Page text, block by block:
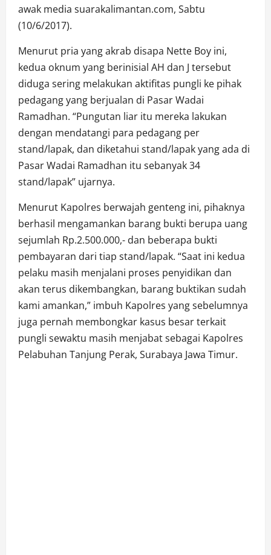
awak media suarakalimantan.com, Sabtu
(10/6/2017).
Menurut pria yang akrab disapa Nette Boy ini,
kedua oknum yang berinisial AH dan J tersebut
diduga sering melakukan aktifitas pungli ke pihak
pedagang yang berjualan di Pasar Wadai
Ramadhan. “Pungutan liar itu mereka lakukan
dengan mendatangi para pedagang per
stand/lapak, dan diketahui stand/lapak yang ada di
Pasar Wadai Ramadhan itu sebanyak 34
stand/lapak” ujarnya.
Menurut Kapolres berwajah genteng ini, pihaknya
berhasil mengamankan barang bukti berupa uang
sejumlah Rp.2.500.000,- dan beberapa bukti
pembayaran dari tiap stand/lapak. “Saat ini kedua
pelaku masih menjalani proses penyidikan dan
akan terus dikembangkan, barang buktikan sudah
kami amankan,” imbuh Kapolres yang sebelumnya
juga pernah membongkar kasus besar terkait
pungli sewaktu masih menjabat sebagai Kapolres
Pelabuhan Tanjung Perak, Surabaya Jawa Timur.